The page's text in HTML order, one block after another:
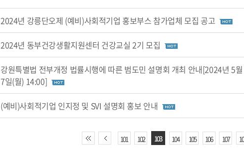
2024년 강릉단오제 (예비)사회적기업 홍보부스 참가업체 모집 공고
2024년 동부건강생활지원센터 건강교실 2기 모집
강원특별법 전부개정 법률시행에 따른 범도민 설명회 개최 안내[2024년 5
7일(월) 14:00]
(예비)사회적기업 인지정 및 SVI 설명회 홍보 안내
101 102 103 104 105 106 107